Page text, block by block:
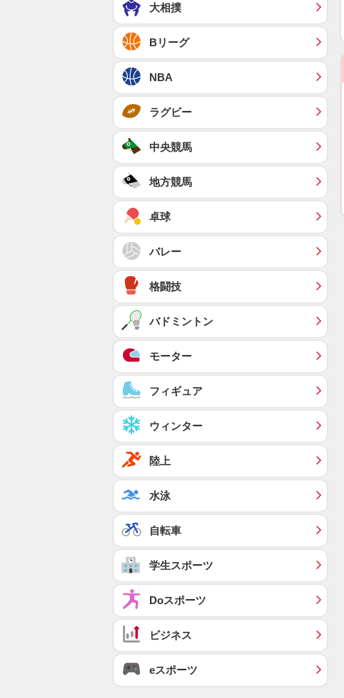
大相撲
Bリーグ
NBA
ラグビー
中央競馬
地方競馬
卓球
バレー
格闘技
バドミントン
モーター
フィギュア
ウィンター
陸上
水泳
自転車
学生スポーツ
Doスポーツ
ビジネス
eスポーツ